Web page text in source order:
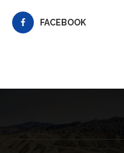
FACEBOOK